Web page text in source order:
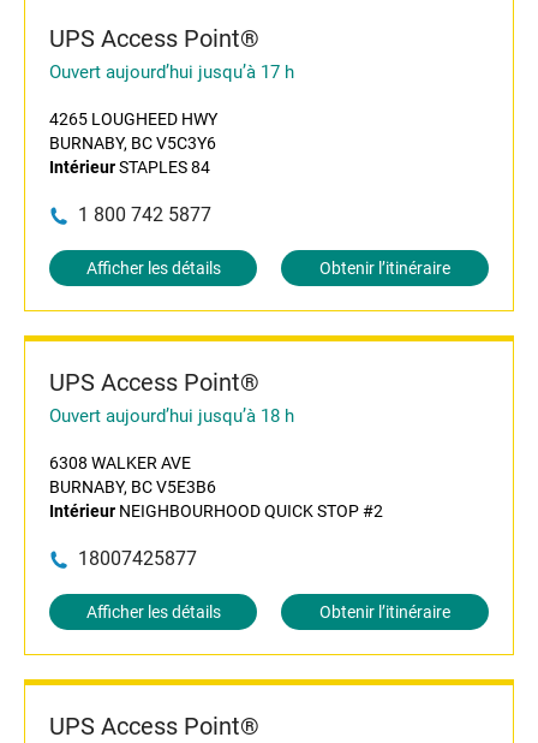
UPS Access Point®
Ouvert aujourd’hui jusqu’à 17 h
4265 LOUGHEED HWY
BURNABY, BC V5C3Y6
IntérieurSTAPLES 84
1 800 742 5877
Afficher les détails Obtenir l’itinéraire
UPS Access Point®
Ouvert aujourd’hui jusqu’à 18 h
6308 WALKER AVE
BURNABY, BC V5E3B6
Intérieur NEIGHBOURHOOD QUICK STOP #2
18007425877
Afficher les détails Obtenir l’itinéraire
UPS Access Point®